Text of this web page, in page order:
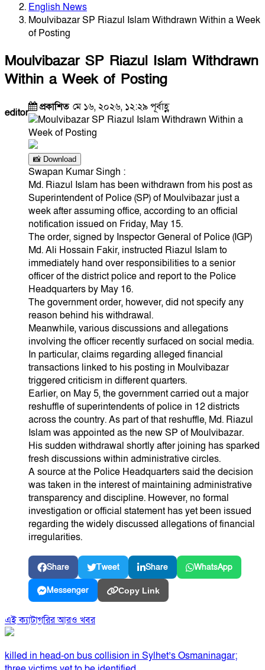
English News
Moulvibazar SP Riazul Islam Withdrawn Within a Week
of Posting
Moulvibazar SP Riazul Islam Withdrawn
Within a Week of Posting
editor প্রকাশিত মে ১৬, ২০২৬, ১২:২৯ পূর্বাহ্ণ
📸 Download
Swapan Kumar Singh :
Md. Riazul Islam has been withdrawn from his post as
Superintendent of Police (SP) of Moulvibazar just a
week after assuming office, according to an official
notification issued on Friday, May 15.
The order, signed by Inspector General of Police (IGP)
Md. Ali Hossain Fakir, instructed Riazul Islam to
immediately hand over responsibilities to a senior
officer of the district police and report to the Police
Headquarters by May 16.
The government order, however, did not specify any
reason behind his withdrawal.
Meanwhile, various discussions and allegations
involving the officer recently surfaced on social media.
In particular, claims regarding alleged financial
transactions linked to his posting in Moulvibazar
triggered criticism in different quarters.
Earlier, on May 5, the government carried out a major
reshuffle of superintendents of police in 12 districts
across the country. As part of that reshuffle, Md. Riazul
Islam was appointed as the new SP of Moulvibazar.
His sudden withdrawal shortly after joining has sparked
fresh discussions within administrative circles.
A source at the Police Headquarters said the decision
was taken in the interest of maintaining administrative
transparency and discipline. However, no formal
investigation or official statement has yet been issued
regarding the widely discussed allegations of financial
irregularities.
Share Tweet Share WhatsApp
Messenger Copy Link
এই ক্যাটাগরির আরও খবর
killed in head-on bus collision in Sylhet’s Osmaninagar;